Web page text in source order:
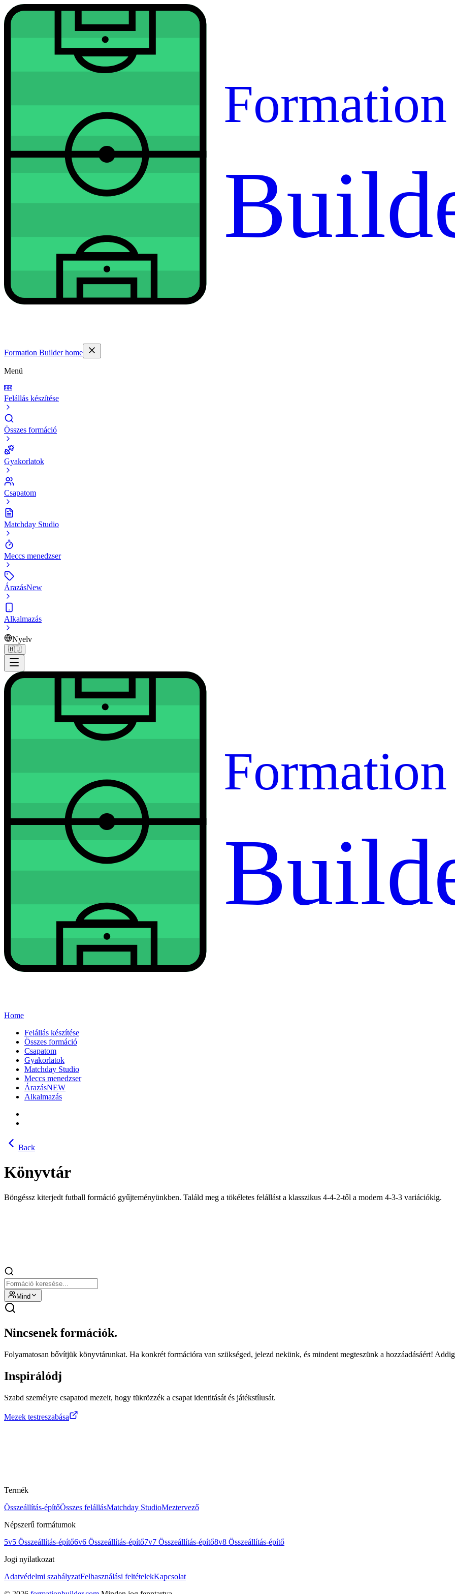
Formation
Formation Builder home
Menü
Felállás készítése
Összes formáció
Gyakorlatok
Csapatom
Matchday Studio
Meccs menedzser
ÁrazásNew
Alkalmazás
Nyelv
🇭🇺
Formation
Home
Felállás készítése
Összes formáció
Csapatom
Gyakorlatok
Matchday Studio
Meccs menedzser
ÁrazásNEW
Alkalmazás
Back
Könyvtár
Böngéssz kiterjedt futball formáció gyűjteményünkben. Találd meg a tökéletes felállást a klasszikus 4-4-2-től a modern 4-3-3 variációkig.
Mind
Nincsenek formációk.
Folyamatosan bővítjük könyvtárunkat. Ha konkrét formációra van szükséged, jelezd nekünk, és mindent megteszünk a hozzáadásáért!
Inspirálódj
Szabd személyre csapatod mezeit, hogy tükrözzék a csapat identitását és játékstílusát.
Mezek testreszabása
Termék
Összeállítás-építőÖsszes felállásMatchday StudioMeztervező
Népszerű formátumok
5v5 Összeállítás-építő6v6 Összeállítás-építő7v7 Összeállítás-építő8v8 Összeállítás-építő
Jogi nyilatkozat
Adatvédelmi szabályzatFelhasználási feltételekKapcsolat